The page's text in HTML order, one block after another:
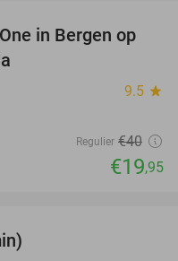
50%
in Bergen op
9.5 star
Regulier €40
€19,95